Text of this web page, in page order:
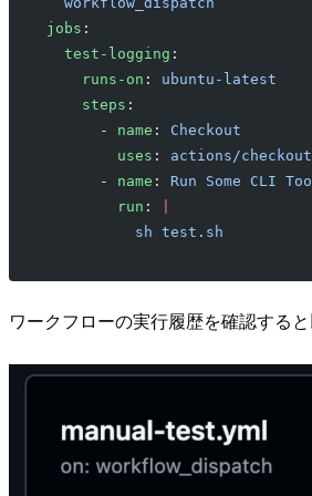
jobs :
  test-logging
:
    runs-on
: ubuntu-latest
    steps
:
      -
name : Checkout
        uses
: actions/
      -
name : Run Some CLI
        run
:
          sh test.sh
ワークフローの実行履歴を確認する